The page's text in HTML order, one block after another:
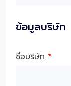
ข้อมูลบริษัท
ชื่อบริษัท *